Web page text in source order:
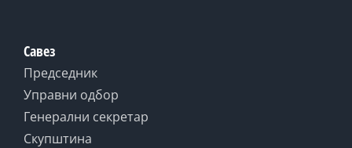
Савез
Председник
Управни одбор
Генерални секретар
Скупштина